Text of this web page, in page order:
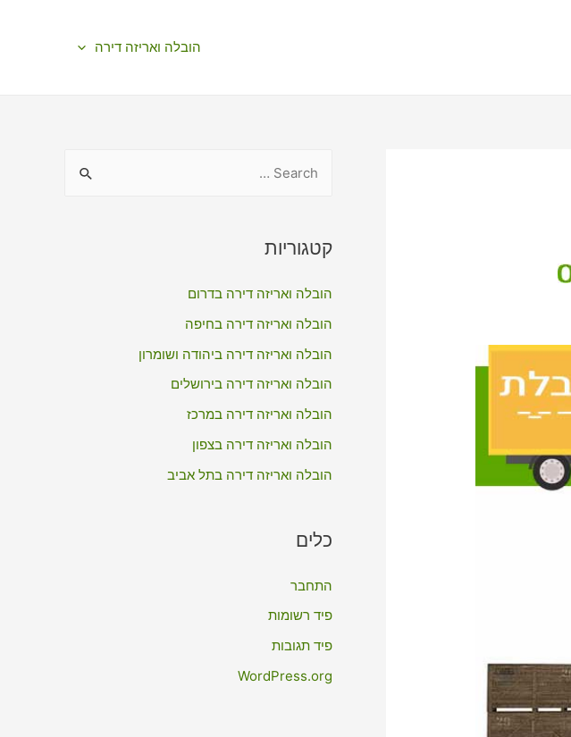
הובלה ואריזה דירה
r
h
f
o
קטגוריות
הובלה ואריזה דירה בדרום
הובלה ואריזה דירה בחיפה
הובלה ואריזה דירה ביהודה ושומרון
הובלה ואריזה דירה בירושלים
הובלה ואריזה דירה במרכז
הובלה ואריזה דירה בצפון
הובלה ואריזה דירה בתל אביב
כלים
התחבר
פיד רשומות
פיד תגובות
WordPress.org